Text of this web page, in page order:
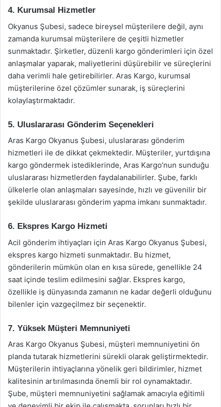
4. Kurumsal Hizmetler
Okyanus Şubesi, sadece bireysel müşterilere değil, aynı
zamanda kurumsal müşterilere de çeşitli hizmetler
sunmaktadır. Şirketler, düzenli kargo gönderimleri için özel
anlaşmalar yaparak, maliyetlerini düşürebilir ve süreçlerini
daha verimli hale getirebilirler. Aras Kargo, kurumsal
müşterilerine özel çözümler sunarak, iş süreçlerini
kolaylaştırmaktadır.
5. Uluslararası Gönderim Seçenekleri
Aras Kargo Okyanus Şubesi, uluslararası gönderim
hizmetleri ile de dikkat çekmektedir. Müşteriler, yurtdışına
kargo göndermek istediklerinde, Aras Kargo’nun sunduğu
uluslararası hizmetlerden faydalanabilirler. Şube, farklı
ülkelerle olan anlaşmaları sayesinde, hızlı ve güvenilir bir
şekilde uluslararası gönderim yapma imkanı sunmaktadır.
6. Ekspres Kargo Hizmeti
Acil gönderim ihtiyaçları için Aras Kargo Okyanus Şubesi,
ekspres kargo hizmeti sunmaktadır. Bu hizmet,
gönderilerin mümkün olan en kısa sürede, genellikle 24
saat içinde teslim edilmesini sağlar. Ekspres kargo,
özellikle iş dünyasında zamanın ne kadar değerli olduğunu
bilenler için vazgeçilmez bir seçenektir.
7. Yüksek Müşteri Memnuniyeti
Aras Kargo Okyanus Şubesi, müşteri memnuniyetini ön
planda tutarak hizmetlerini sürekli olarak geliştirmektedir.
Müşterilerin ihtiyaçlarına yönelik geri bildirimler, hizmet
kalitesinin artırılmasında önemli bir rol oynamaktadır.
Şube, müşteri memnuniyetini sağlamak amacıyla eğitimli